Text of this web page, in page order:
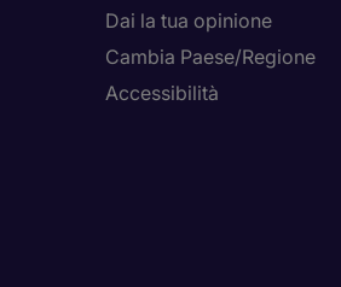
Dai la tua opinione
Cambia Paese/Regione
Accessibilità